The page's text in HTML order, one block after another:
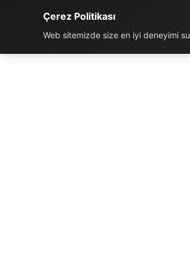
Çerez Politikası
Web sitemizde size en iyi deneyimi